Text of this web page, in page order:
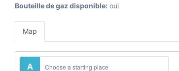
Bouteille de gaz disponible: oui
Map